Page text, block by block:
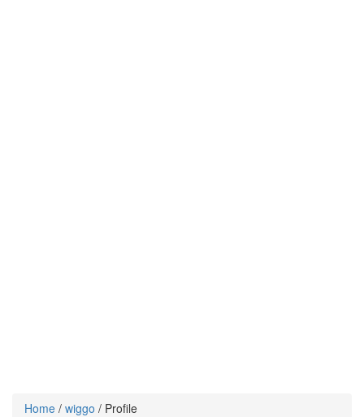
Home / wiggo / Profile